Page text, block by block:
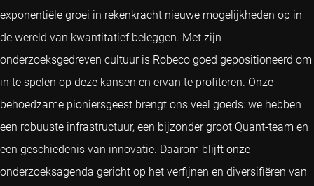
exponentiële groei in rekenkracht nieuwe mogelijkheden op in
de wereld van kwantitatief beleggen. Met zijn
onderzoeksgedreven cultuur is Robeco goed gepositioneerd om
in te spelen op deze kansen en ervan te profiteren. Onze
behoedzame pioniersgeest brengt ons veel goeds: we hebben
een robuuste infrastructuur, een bijzonder groot Quant-team en
een geschiedenis van innovatie. Daarom blijft onze
onderzoeksagenda gericht op het verfijnen en diversifiëren van